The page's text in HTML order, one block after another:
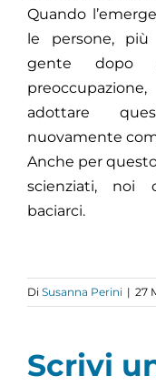
Quando
le persone, più
gente dopo
adottare
nuovamente
Anche per
scienziati, noi
baciarci.
Di Susanna Perini | 27
Scrivi